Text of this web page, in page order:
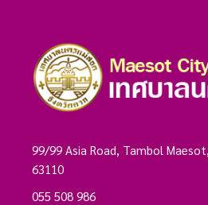
99/99 Asia Road, Tambol
63110
055 508 986